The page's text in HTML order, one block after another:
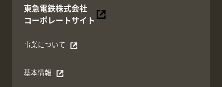
東急電鉄株式会社
コーポレートサイト
別ウィンドウで開く
事業について
別ウィンドウで開く
基本情報
別ウィンドウで開く